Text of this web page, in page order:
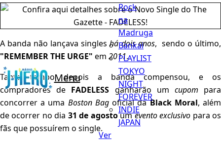
Menu
Rock
na
Madruga
Bankai
PLAYLIST
TOKYO
NIGHT
FOREVER
INDIE
JAPAN
Ver
A banda não lançava singleshá dois anos, sendo o último,
"REMEMBER THE URGE" em 2011.
Tanto tempo depois a banda compensou, e os
compradores de FADELESS ganharão um cupom para
concorrer a uma Boston Bagoficial daBlack Moral, além
de ocorrer no dia 31 de agostoumevento exclusivo para os
fãs que possuírem o single.